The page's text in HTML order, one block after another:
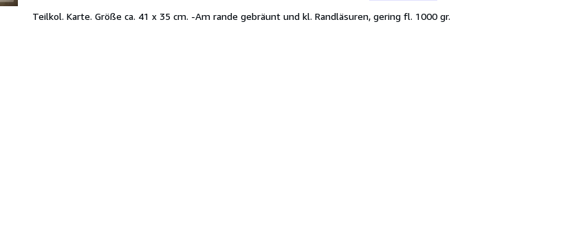
Teilkol. Karte. Größe ca. 41 x 35 cm. -Am rande gebräunt und kl. Randläsuren, gering fl. 1000 gr.